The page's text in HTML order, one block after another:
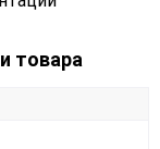
товара